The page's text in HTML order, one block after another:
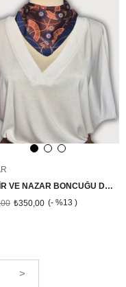
ZİNCİR VE NAZAR BONCUĞU DESENLİ TWİLL SATEN KAHVERENGİ ÇANTA BOYU FULAR
₺350,00
%13
>